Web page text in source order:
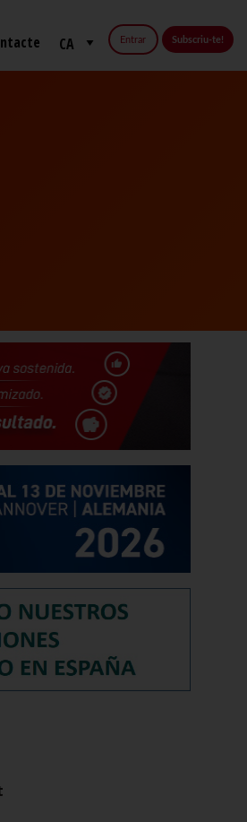
Entrar Subscriu-te!